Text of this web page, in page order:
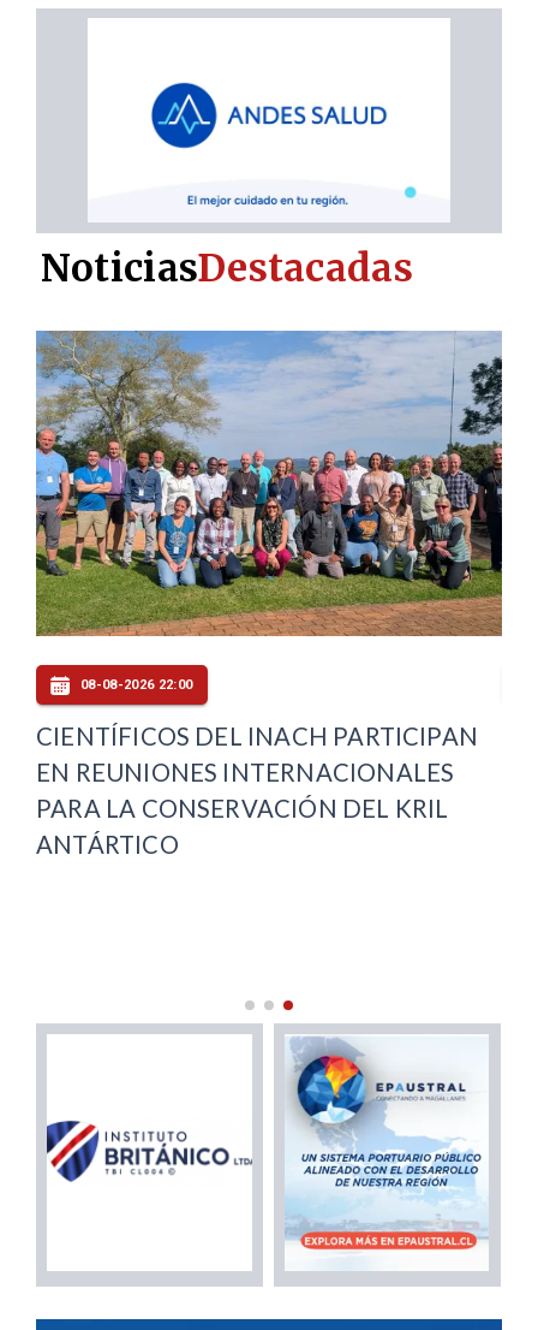
08-08-2026 22:00
CIENTÍFICOS DEL INACH PARTICIPAN
EN REUNIONES INTERNACIONALES
PARA LA CONSERVACIÓN DEL KRIL
ANTÁRTICO
NoticiasDestacadas